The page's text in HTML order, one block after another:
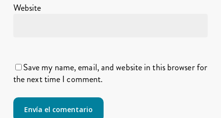
Website
Save my name, email, and website in this browser for
the next time I comment.